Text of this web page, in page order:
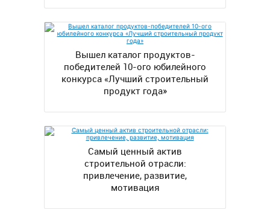
Вышел каталог продуктов-
победителей 10-ого юбилейного
конкурса «Лучший строительный
продукт года»
Самый ценный актив
строительной отрасли:
привлечение, развитие,
мотивация